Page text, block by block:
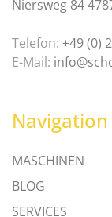
Niersweg 84
Telefon: +49 (0)
E-Mail:
MASCHINEN
BLOG
SERVICES